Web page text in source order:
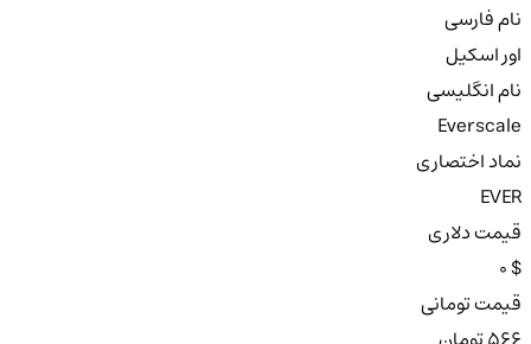
نام فارسی
اور اسکیل
نام انگلیسی
Everscale
نماد اختصاری
EVER
قیمت دلاری
0 $
قیمت تومانی